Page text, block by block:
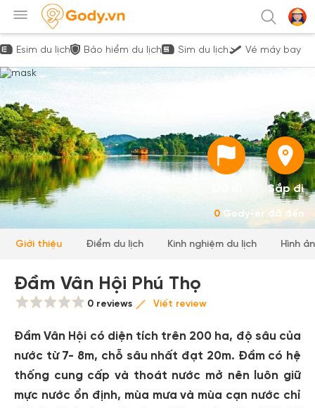
Esim du lịch Bảo hiểm du lịch Sim du lịch Vé máy bay
Sắp đi
0 Gody-er đã đến
Giới thiệu Điểm du lịch Kinh nghiệm du lịch Hình
Đầm Vân Hội Phú Thọ
0 reviews Viết review
Đầm Vân Hội có diện tích trên 200 ha, độ sâu của
nước từ 7- 8m, chỗ sâu nhất đạt 20m. Đầm có hệ
thống cung cấp và thoát nước mở nên luôn giữ
mực nước ổn định, mùa mưa và mùa cạn nước chỉ